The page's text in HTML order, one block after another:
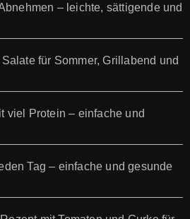
– leichte, sättigende und
für Sommer, Grillabend und
viel Protein – einfache und
Tag – einfache und gesunde